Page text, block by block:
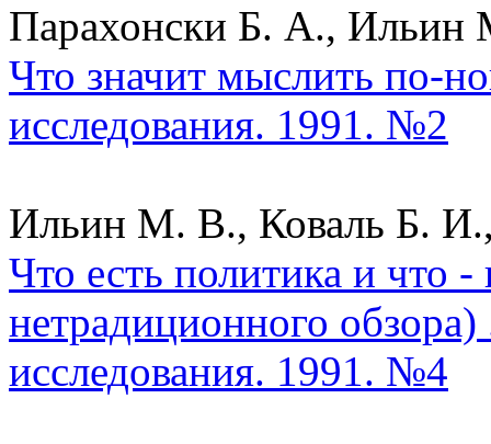
Парахонски Б. А.,
Что значит мыслить по-
исследования. 1991. №2
Ильин М. В., Коваль Б.
Что есть политика и что
нетрадиционного
исследования. 1991. №4